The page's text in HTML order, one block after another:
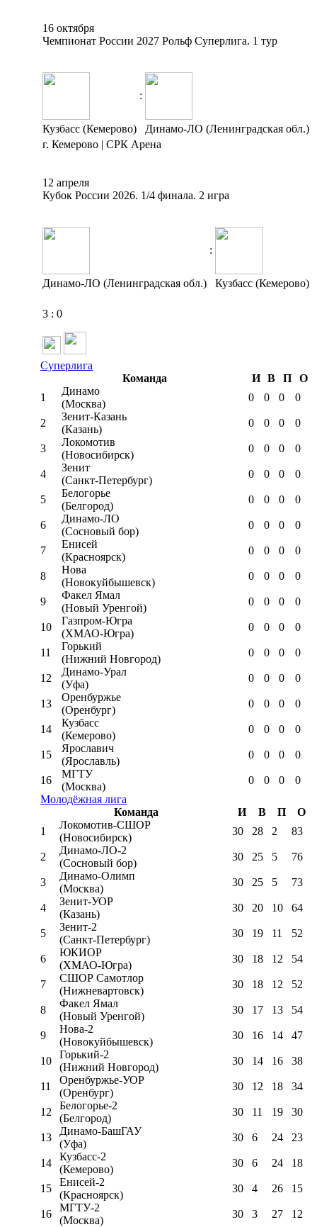
16 октября
Чемпионат России 2027 Рольф Суперлига. 1 тур
:
Кузбасс (Кемерово)
Динамо-ЛО (Ленинградская обл.)
г. Кемерово | СРК Арена
12 апреля
Кубок России 2026. 1/4 финала. 2 игра
:
Динамо-ЛО (Ленинградская обл.) Кузбасс (Кемерово)
3 : 0
Суперлига
Команда
И В П
О
1
Динамо
(Москва)
0 0 0 0
2
Зенит-Казань
(Казань)
0 0 0 0
3
Локомотив
(Новосибирск)
0 0 0 0
4
Зенит
(Санкт-Петербург)
0 0 0 0
5
Белогорье
(Белгород)
0 0 0 0
6
Динамо-ЛО
(Сосновый бор)
0 0 0 0
7
Енисей
(Красноярск)
0 0 0 0
8
Нова
(Новокуйбышевск)
0 0 0 0
9
Факел Ямал
(Новый Уренгой)
0 0 0 0
10
Газпром-Югра
(ХМАО-Югра)
0 0 0 0
11
Горький
(Нижний Новгород)
0 0 0 0
12
Динамо-Урал
(Уфа)
0 0 0 0
13
Оренбуржье
(Оренбург)
0 0 0 0
14
Кузбасс
(Кемерово)
0 0 0 0
15
Ярославич
(Ярославль)
0 0 0 0
16
МГТУ
(Москва)
0 0 0
0
Молодёжная лига
Команда
И В П
О
1
Локомотив-CШОР
(Новосибирск)
30 28 2 83
2
Динамо-ЛО-2
(Сосновый бор)
30 25 5 76
3
Динамо-Олимп
(Москва)
30 25 5 73
4
Зенит-УОР
(Казань)
30 20 10 64
5
Зенит-2
(Санкт-Петербург)
30 19 11 52
6
ЮКИОР
(ХМАО-Югра)
30 18 12 54
7
СШОР Самотлор
(Нижневартовск)
30 18 12 52
8
Факел Ямал
(Новый Уренгой)
30 17 13 54
9
Нова-2
(Новокуйбышевск)
30 16 14 47
10
Горький-2
(Нижний Новгород)
30 14 16 38
11
Оренбуржье-УОР
(Оренбург)
30 12 18 34
12
Белогорье-2
(Белгород)
30 11 19 30
13
Динамо-БашГАУ
(Уфа)
30 6 24 23
14
Кузбасс-2
(Кемерово)
30 6 24 18
15
Енисей-2
(Красноярск)
30 4 26 15
16
МГТУ-2
(Москва)
30 3 27 12